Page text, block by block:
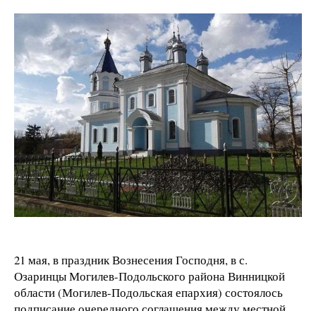
21 мая, в праздник Вознесения Господня, в с.
Озаринцы Могилев-Подольского района Винницкой
области (Могилев-Подольская епархия) состоялось